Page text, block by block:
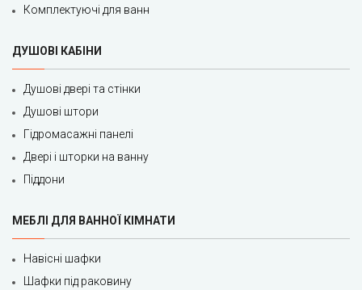
Комплектуючі для ванн
ДУШОВІ КАБІНИ
Душові двері та стінки
Душові штори
Гідромасажні панелі
Двері і шторки на ванну
Піддони
МЕБЛІ ДЛЯ ВАННОЇ КІМНАТИ
Навісні шафки
Шафки під раковину